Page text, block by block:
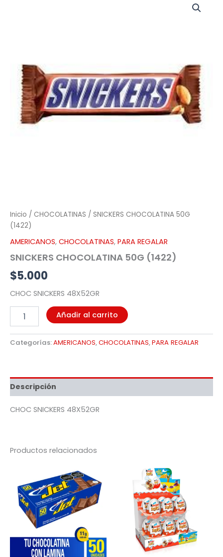
Inicio / CHOCOLATINAS / SNICKERS CHOCOLATINA 50G
(1422)
AMERICANOS, CHOCOLATINAS, PARA REGALAR
SNICKERS CHOCOLATINA 50G (1422)
$5.000
CHOC SNICKERS 48X52GR
Añadir al carrito
Categorías:AMERICANOS,CHOCOLATINAS,PARA REGALAR
Descripción
CHOC SNICKERS 48X52GR
Productos relacionados